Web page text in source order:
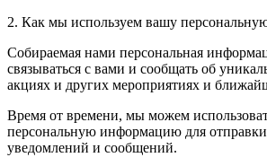
2. Как мы используем вашу
Собираемая нами персональная
связываться с вами и сообщать об
акциях и других мероприятиях и
Время от времени, мы можем
персональную информацию для
уведомлений и сообщений.